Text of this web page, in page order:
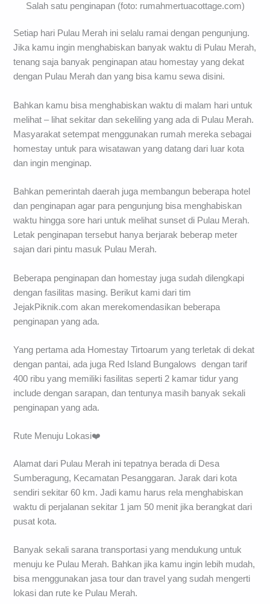
Salah satu penginapan (foto: rumahmertuacottage.com)
Setiap hari Pulau Merah ini selalu ramai dengan pengunjung.
Jika kamu ingin menghabiskan banyak waktu di Pulau Merah,
tenang saja banyak penginapan atau homestay yang dekat
dengan Pulau Merah dan yang bisa kamu sewa disini.
Bahkan kamu bisa menghabiskan waktu di malam hari untuk
melihat – lihat sekitar dan sekeliling yang ada di Pulau Merah.
Masyarakat setempat menggunakan rumah mereka sebagai
homestay untuk para wisatawan yang datang dari luar kota
dan ingin menginap.
Bahkan pemerintah daerah juga membangun beberapa hotel
dan penginapan agar para pengunjung bisa menghabiskan
waktu hingga sore hari untuk melihat sunset di Pulau Merah.
Letak penginapan tersebut hanya berjarak beberap meter
sajan dari pintu masuk Pulau Merah.
Beberapa penginapan dan homestay juga sudah dilengkapi
dengan fasilitas masing. Berikut kami dari tim
JejakPiknik.com akan merekomendasikan beberapa
penginapan yang ada.
Yang pertama ada Homestay Tirtoarum yang terletak di dekat
dengan pantai, ada juga Red Island Bungalows dengan tarif
400 ribu yang memiliki fasilitas seperti 2 kamar tidur yang
include dengan sarapan, dan tentunya masih banyak sekali
penginapan yang ada.
Rute Menuju Lokasi❤️
Alamat dari Pulau Merah ini tepatnya berada di Desa
Sumberagung, Kecamatan Pesanggaran. Jarak dari kota
sendiri sekitar 60 km. Jadi kamu harus rela menghabiskan
waktu di perjalanan sekitar 1 jam 50 menit jika berangkat dari
pusat kota.
Banyak sekali sarana transportasi yang mendukung untuk
menuju ke Pulau Merah. Bahkan jika kamu ingin lebih mudah,
bisa menggunakan jasa tour dan travel yang sudah mengerti
lokasi dan rute ke Pulau Merah.